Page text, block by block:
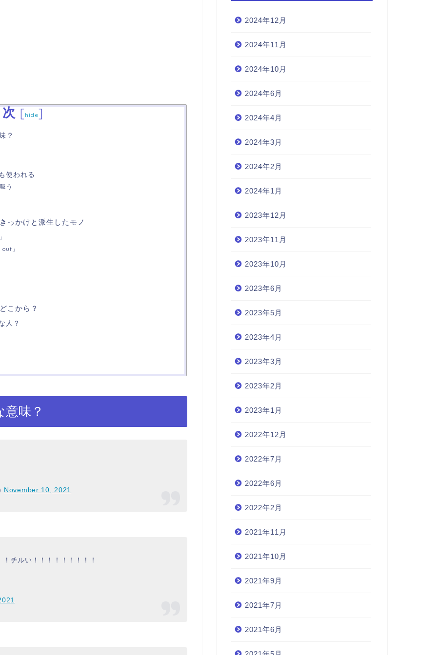
[hide]
？
使われる
う
っかけと派生したモノ
」
こから？
人？
味？
November 10, 2021
チルい！！！！！！！！！
2024年12月
2024年11月
2024年10月
2024年6月
2024年4月
2024年3月
2024年2月
2024年1月
2023年12月
2023年11月
2023年10月
2023年6月
2023年5月
2023年4月
2023年3月
2023年2月
2023年1月
2022年12月
2022年7月
2022年6月
2022年2月
2021年11月
2021年10月
2021年9月
2021年7月
2021年6月